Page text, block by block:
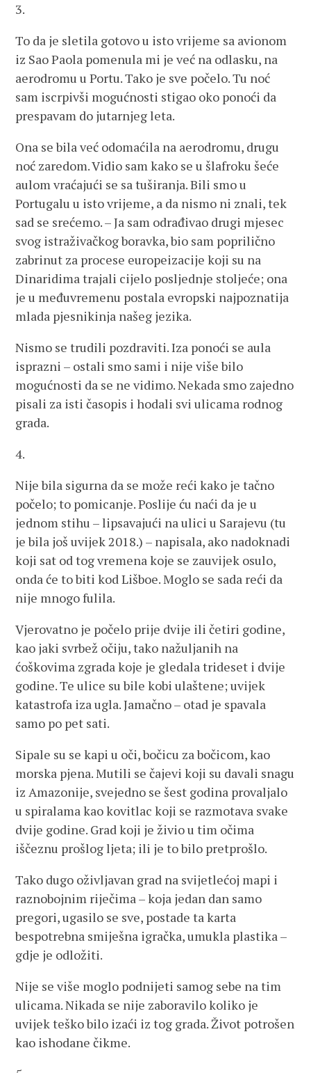
3.
To da je sletila gotovo u isto vrijeme sa avionom
iz Sao Paola pomenula mi je već na odlasku, na
aerodromu u Portu. Tako je sve počelo. Tu noć
sam iscrpivši mogućnosti stigao oko ponoći da
prespavam do jutarnjeg leta.
Ona se bila već odomaćila na aerodromu, drugu
noć zaredom. Vidio sam kako se u šlafroku šeće
aulom vraćajući se sa tuširanja. Bili smo u
Portugalu u isto vrijeme, a da nismo ni znali, tek
sad se srećemo. – Ja sam odrađivao drugi mjesec
svog istraživačkog boravka, bio sam poprilično
zabrinut za procese europeizacije koji su na
Dinaridima trajali cijelo posljednje stoljeće; ona
je u međuvremenu postala evropski najpoznatija
mlada pjesnikinja našeg jezika.
Nismo se trudili pozdraviti. Iza ponoći se aula
isprazni – ostali smo sami i nije više bilo
mogućnosti da se ne vidimo. Nekada smo zajedno
pisali za isti časopis i hodali svi ulicama rodnog
grada.
4.
Nije bila sigurna da se može reći kako je tačno
počelo; to pomicanje. Poslije ću naći da je u
jednom stihu – lipsavajući na ulici u Sarajevu (tu
je bila još uvijek 2018.) – napisala, ako nadoknadi
koji sat od tog vremena koje se zauvijek osulo,
onda će to biti kod Lišboe. Moglo se sada reći da
nije mnogo fulila.
Vjerovatno je počelo prije dvije ili četiri godine,
kao jaki svrbež očiju, tako nažuljanih na
ćoškovima zgrada koje je gledala trideset i dvije
godine. Te ulice su bile kobi ulaštene; uvijek
katastrofa iza ugla. Jamačno – otad je spavala
samo po pet sati.
Sipale su se kapi u oči, bočicu za bočicom, kao
morska pjena. Mutili se čajevi koji su davali snagu
iz Amazonije, svejedno se šest godina provaljalo
u spiralama kao kovitlac koji se razmotava svake
dvije godine. Grad koji je živio u tim očima
iščeznu prošlog ljeta; ili je to bilo pretprošlo.
Tako dugo oživljavan grad na svijetlećoj mapi i
raznobojnim riječima – koja jedan dan samo
pregori, ugasilo se sve, postade ta karta
bespotrebna smiješna igračka, umukla plastika –
gdje je odložiti.
Nije se više moglo podnijeti samog sebe na tim
ulicama. Nikada se nije zaboravilo koliko je
uvijek teško bilo izaći iz tog grada. Život potrošen
kao ishodane čikme.